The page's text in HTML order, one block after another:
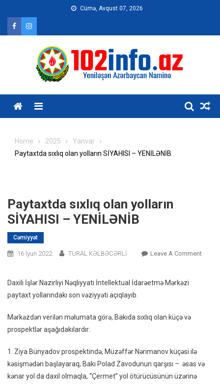
content
Cümə, Avqust 07, 2026
Home 2025
Yanvar
Paytaxtda sıxlıq olan yolların SİYAHISI – YENİLƏNİB
Paytaxtda sıxlıq olan yolların
SİYAHISI – YENİLƏNİB
Cəmiyyət
16 İyun 2022 TURAL KƏLBƏCƏRLİ Leave A CommentOn
Daxili İşlər Nazirliyi Nəqliyyatı İntellektual İdarəetmə Mərkəzi
paytaxt yollarındakı son vəziyyəti açıqlayıb.
Mərkəzdən verilən məlumata görə, Bakıda sıxlıq olan küçə və
prospektlər aşağıdakılardır:
1. Ziya Bünyadov prospektində, Müzəffər Nərimanov küçəsi ilə
kəsişmədən başlayaraq, Bakı Polad Zavodunun qarşısı – əsas və
kənar yol da daxil olmaqla, “Çermet” yol ötürücüsünün üzərinə